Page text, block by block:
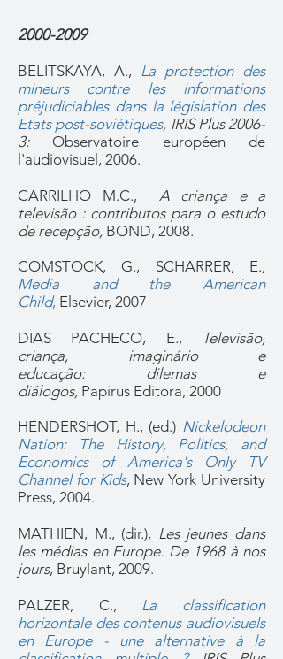
2000-2009
BELITSKAYA, A., La protection des
mineurs contre les informations
préjudiciables dans la législation des
Etats post-soviétiques, IRIS Plus 2006-
3: Observatoire européen de
l'audiovisuel, 2006.
CARRILHO M.C., A criança e a
televisão: contributos para o estudo
de recepção, BOND, 2008.
COMSTOCK, G., SCHARRER, E.,
Media and the American
Child, Elsevier, 2007
DIAS PACHECO, E.,
Televisão,
criança, imaginário e
educação: dilemas e
diálogos, Papirus Editora, 2000
HENDERSHOT, H., (ed.) Nickelodeon
Nation: The History, Politics, and
Economics of America's Only TV
Channel for Kids, New York University
Press, 2004.
MATHIEN, M., (dir.), Les jeunes dans
les médias en Europe. De 1968 à nos
jours, Bruylant, 2009.
PALZER, C., La classification
horizontale des contenus audiovisuels
en Europe - une alternative à la